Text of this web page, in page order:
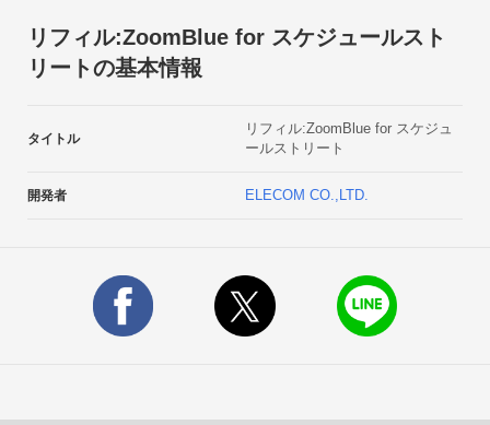
きます。
■特徴
領域を拡大させることができます。■動作確認済み機種
弊社ウェブページにてご確認ください。購入後に広告表示を消
すには、カレンダー画面で「メニュー （ＨＷキー）」ボタンを
リフィル:ZoomBlue for スケジュールスト
リートの基本情報
タイトル
リフィル:ZoomBlue for スケジュ
ールストリート
開発者 ELECOM CO.,LTD.